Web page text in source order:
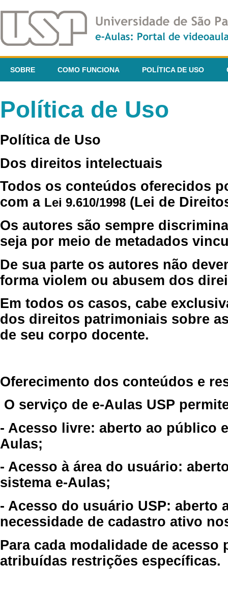
SOBRE COMO FUNCIONA POLÍTICA DE USO
Política de Uso
Política de Uso
Dos direitos intelectuais
Todos os conteúdos oferecidos
com a Lei 9.610/1998 (Lei de
Os autores são sempre
seja por meio de metadados
De sua parte os autores não
forma violem ou abusem dos
Em todos os casos, cabe
dos direitos patrimoniais sobre
de seu corpo docente.
Oferecimento dos conteúdos e
O serviço de e-Aulas USP
- Acesso livre: aberto ao público
Aulas;
- Acesso à área do usuário:
sistema e-Aulas;
- Acesso do usuário USP: aberto
necessidade de cadastro ativo
Para cada modalidade de
atribuídas restrições específicas.